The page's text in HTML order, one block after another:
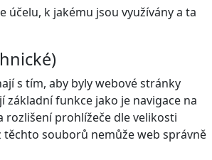
účelu, k jakému jsou využívány a ta
s tím, aby byly webové stránky
základní funkce jako je navigace na
rozlišení prohlížeče dle velikosti
těchto souborů nemůže web správně